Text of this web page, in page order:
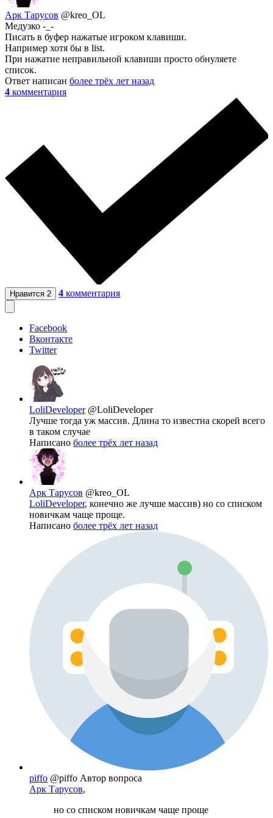
Арк Тарусов @kreo_OL
Медузко -_-
Писать в буфер нажатые игроком клавиши.
Например хотя бы в list.
При нажатие неправильной клавиши просто обнуляете
список.
Ответ написан более трёх лет назад
4 комментария
Нравится 2 4 комментария
Facebook
Вконтакте
Twitter
LoliDeveloper @LoliDeveloper
Лучше тогда уж массив. Длина то известна скорей всего
в таком случае
Написано более трёх лет назад
Арк Тарусов @kreo_OL
LoliDeveloper, конечно же лучше массив) но со списком
новичкам чаще проще.
Написано более трёх лет назад
piffo @piffo Автор вопроса
Арк Тарусов,
но со списком новичкам чаще проще